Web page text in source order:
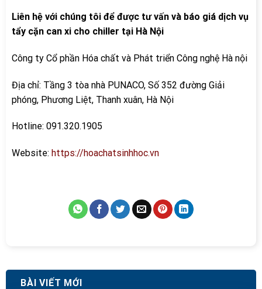
Liên hệ với chúng tôi để được tư vấn và báo giá dịch vụ
tẩy cặn can xi cho chiller tại Hà Nội
Công ty Cổ phần Hóa chất và Phát triển Công nghệ Hà nội
Địa chỉ: Tầng 3 tòa nhà PUNACO, Số 352 đường Giải
phóng, Phương Liệt, Thanh xuân, Hà Nội
Hotline: 091.320.1905
Website: https://hoachatsinhhoc.vn
BÀI VIẾT MỚI